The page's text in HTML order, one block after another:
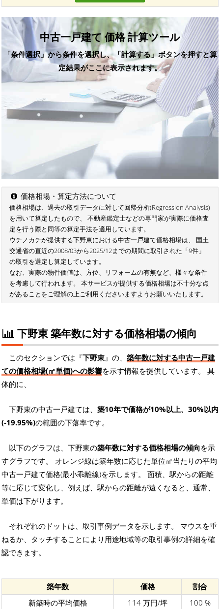
中古一戸建て 価格 計算ツール
「条件選択」から条件を選択し、「計算する」ボタンを押すと算
定結果がここに表示されます。
価格相場・算定方法について
価格相場は、過去の取引データに対して回帰分析(Regression Analysis)
を用いて算定したもので、 不動産鑑定士などの専門家が実際に価格査
定を行う際と同等の算定手法を適用しています。
ウチノカチが提供する下野東における中古一戸建て価格相場は、 国土
交通省の直近の2008/03から2025/12までの期間に取引された「9件」
の取引を選定し算定しています。
なお、実際の物件価値は、方位、リフォームの有無など、様々な条件
を考慮して行われます。 本サービスが提供する価格相場は不十分な点
があることをご理解の上ご利用くださいますようお願いいたします。
下野東 築年数に対する価格相場の傾向
このセクションでは『下野東』の、 築年数に対する中古一戸建
ての価格相場(㎡単価)への影響を示す情報を提供しています。 具
体的に、
下野東の中古一戸建ては、 築10年で価格が10%以上、30%以内
(-19.95%)の範囲の下落率です。
以下のグラフは、下野東の築年数に対する価格相場の傾向を示
すグラフです。 オレンジ線は築年数に応じた単位㎡当たりの平均
中古一戸建て価格(最小乖離線)を示します。 面積、駅からの距離
等に応じて変化し、例えば、駅からの距離が遠くなると、通常、
単価は下がります。
それぞれのドットは、取引事例データを示します。 マウスを重
ねるか、タッチすることにより用途地域等の取引事例の詳細を確
認できます。
築年数 価格
割合
新築時の平均価格
114 万円/坪 100 %